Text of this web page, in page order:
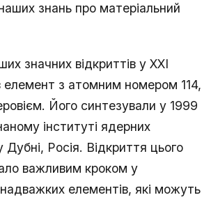
знань про матеріальний
значних відкриттів у XXI
елемент з атомним номером 114,
Його синтезували у 1999
інституті ядерних
Дубні, Росія. Відкриття цього
важливим кроком у
елементів, які можуть